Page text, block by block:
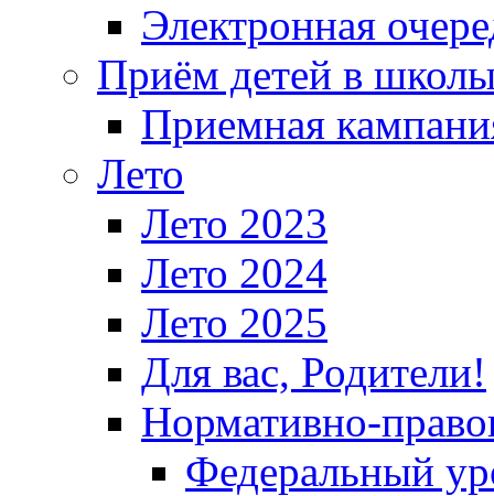
Электронная
Приём детей в
Приемная
Лето
Лето 2023
Лето 2024
Лето 2025
Для вас, Родители!
Нормативно-
Федеральный